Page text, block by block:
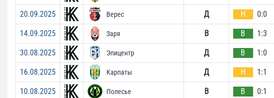
20.09.2025 Верес Д Н 0:0
14.09.2025 Заря В В 1:3
30.08.2025 Эпицентр Д В 1:0
16.08.2025 Карпаты Д Н 1:1
10.08.2025 Полесье В В 0:1